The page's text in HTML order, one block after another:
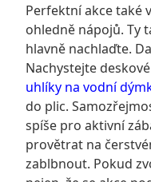
Perfektní akce také
ohledně nápojů. Ty
hlavně nachlaďte.
Nachystejte
uhlíky na vodní
do plic.
spíše pro aktivní
provětrat na
zablbnout. Pokud